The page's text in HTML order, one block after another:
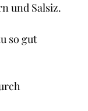
und Brownies
und Salsiz.
so gut